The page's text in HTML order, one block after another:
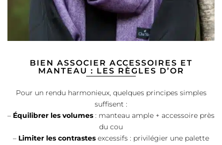
BIEN ASSOCIER ACCESSOIRES ET
MANTEAU : LES RÈGLES D’OR
Pour un rendu harmonieux, quelques principes simples
suffisent :
– Équilibrer les volumes : manteau ample + accessoire près
du cou
– Limiter les contrastes excessifs : privilégier une palette